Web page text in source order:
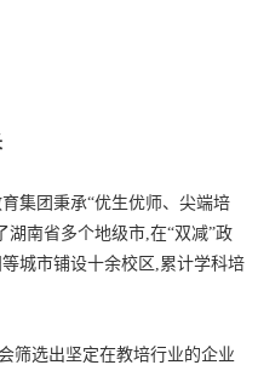
集团秉承“优生优师、尖端培
湖南省多个地级市,在“双减”政
城市铺设十余校区,累计学科培
筛选出坚定在教培行业的企业